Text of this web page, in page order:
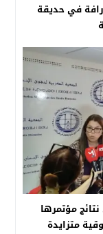
في حديقة
مؤتمرها
متزايدة